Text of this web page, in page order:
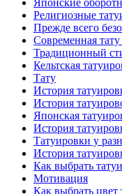
Японские
Религиозные
Прежде всего
Современная
Традиционный
Кельтскaя
Тату
История
История
Японскaя
История
Татуировки у
История
Как выбрать
Мотивация
Как выбрать цвет